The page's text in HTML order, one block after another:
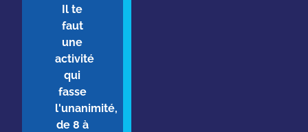
Il te
faut
une
activité
qui
fasse
l'unanimité,
de 8 à